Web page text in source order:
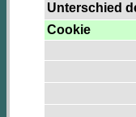
Unterschied
Cookie